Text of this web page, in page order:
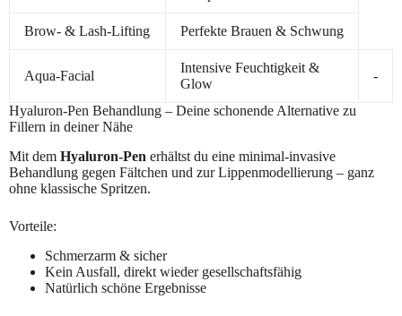
Brow- & Lash-Lifting Perfekte Brauen & Schwung
Aqua-Facial
Intensive Feuchtigkeit &
Glow
-
Hyaluron-Pen Behandlung – Deine schonende Alternative zu
Fillern in deiner Nähe
Mit dem Hyaluron-Pen erhältst du eine minimal-invasive
Behandlung gegen Fältchen und zur Lippenmodellierung – ganz
ohne klassische Spritzen.
Vorteile:
Schmerzarm & sicher
Kein Ausfall, direkt wieder gesellschaftsfähig
Natürlich schöne Ergebnisse